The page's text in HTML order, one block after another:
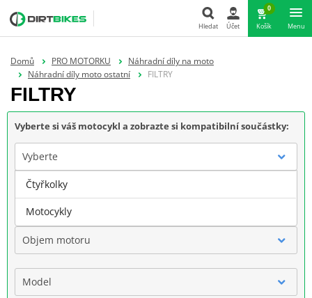
Hledat Účet
0
Košík Menu
Domů PRO MOTORKU
Náhradní díly na moto
Náhradní díly moto ostatní
FILTRY
FILTRY
Vyberte si váš motocykl a zobrazte si kompatibilní součástky:
Vyberte
Značka
Objem motoru
Model
Čtyřkolky
Motocykly